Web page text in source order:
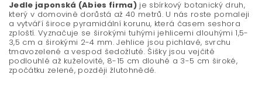
Jedle japonská (Abies firma)je sbírkový botanický druh,
který v domovině dorůstá až 40 metrů. U nás roste pomaleji
a vytváří široce pyramidální korunu, která časem seshora
zploští. Vyznačuje se širokými tuhými jehlicemi dlouhými 1,5-
3,5 cm a širokými 2-4 mm. Jehlice jsou pichlavé, svrchu
tmavozelené a vespod šedožluté. Šišky jsou vejčitě
podlouhlé až kuželovité, 8-15 cm dlouhé a 3-5 cm široké,
zpočátku zelené, později žlutohnědé.